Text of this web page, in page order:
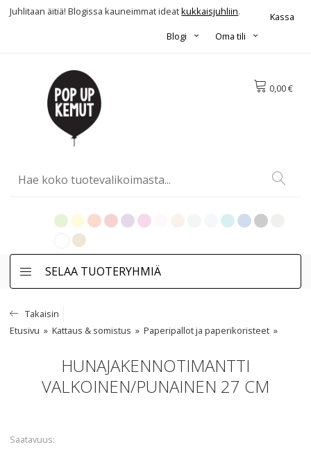
Juhlitaan äitiä! Blogissa kauneimmat ideatkukkaisjuhliin.
Kassa
Oma tili
Blogi
0,00 €
SELAA TUOTERYHMIÄ
Takaisin
Etusivu
Kattaus & somistus Paperipallot ja paperikoristeet
HUNAJAKENNOTIMANTTI
VALKOINEN/PUNAINEN 27 CM
Saatavuus